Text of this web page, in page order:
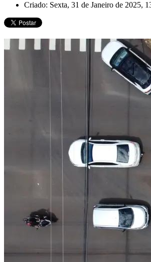
Criado: Sexta, 31 de Janeiro de 2025,